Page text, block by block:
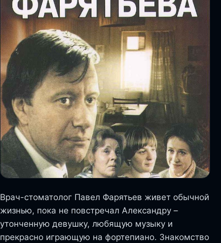
Врач-стоматолог Павел Фарятьев живет обычной
жизнью, пока не повстречал Александру –
утонченную девушку, любящую музыку и
прекрасно играющую на фортепиано. Знакомство